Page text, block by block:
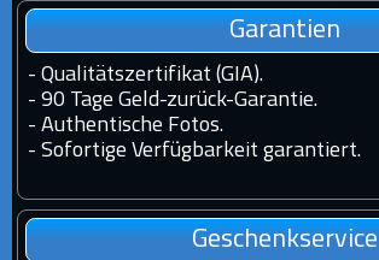
Garantien
- Qualitätszertifikat (GIA).
- 90 Tage Geld-zurück-Garantie.
- Authentische Fotos.
- Sofortige Verfügbarkeit garantiert.
Geschenkservice